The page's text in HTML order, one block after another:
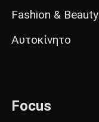
Fashion & Beauty
Αυτοκίνητο
Focus